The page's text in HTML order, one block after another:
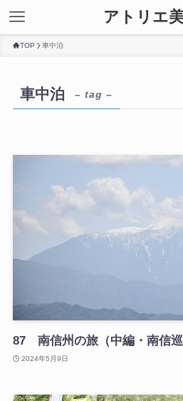
アトリエ
TOP 車中泊
車中泊 – tag –
87 南信州の旅（中編・南信巡
2024年5月9日